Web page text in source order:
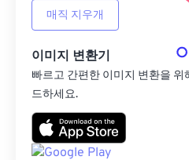
매직 지우개
이미지 변환기
빠르고 간편한 이미지 변환을
드하세요.